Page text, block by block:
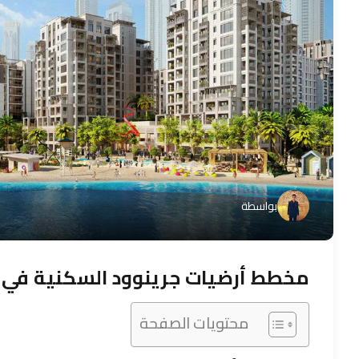
بواسطة
مخطط أرضيات جرينوود السكنية
محتويات الصفحة